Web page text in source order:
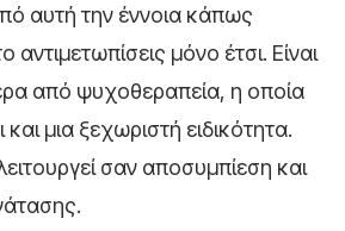
αυτή την έννοια κάπως
αντιμετωπίσεις μόνο έτσι. Είναι
από ψυχοθεραπεία, η οποία
και μια ξεχωριστή ειδικότητα.
σαν αποσυμπίεση και